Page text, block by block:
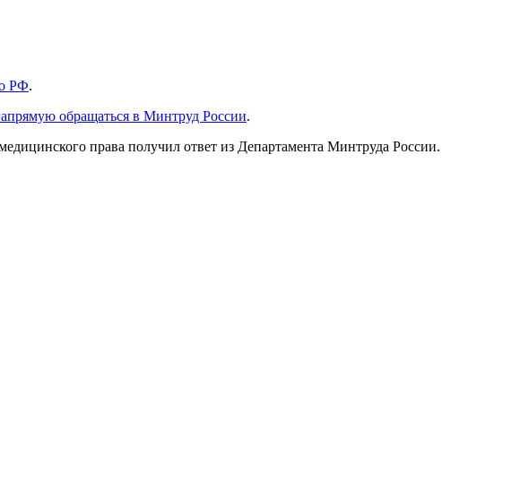
РФ.
обращаться в Минтруд России.
права получил ответ из Департамента Минтруда России.